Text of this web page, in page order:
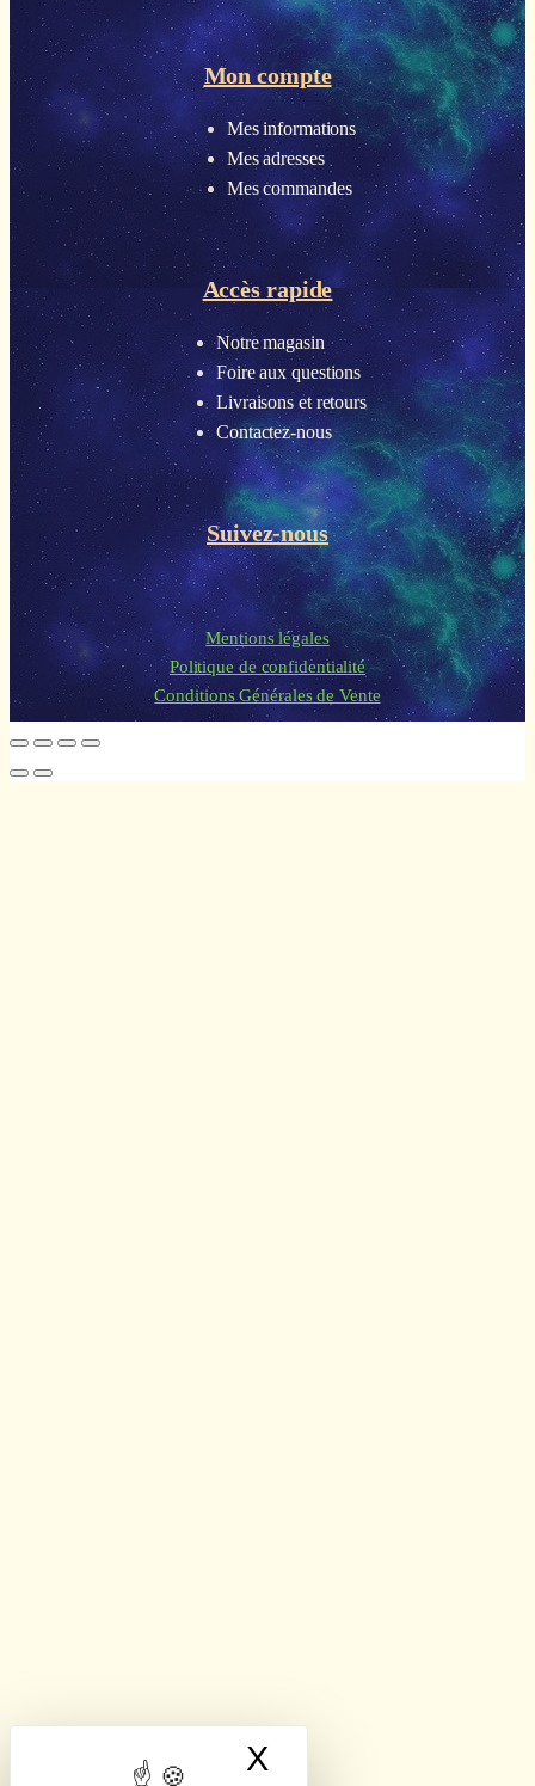
X
Mon compte
Mes informations
Mes adresses
Mes commandes
Accès rapide
Notre magasin
Foire aux questions
Livraisons et retours
Contactez-nous
Suivez-nous
Mentions légales
Politique de confidentialité
Conditions Générales de Vente